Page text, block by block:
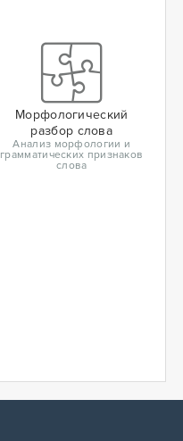
Морфологический
разбор слова
Анализ морфологии и
грамматических признаков
слова